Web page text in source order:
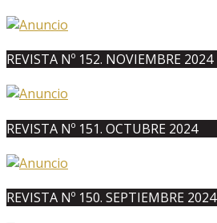
REVISTA Nº 152. NOVIEMBRE 2024
REVISTA Nº 151. OCTUBRE 2024
REVISTA Nº 150. SEPTIEMBRE 2024